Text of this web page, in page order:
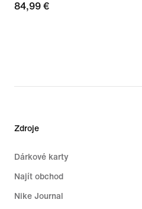
84,99 €
84,99 €
Zdroje
Dárkové karty
Najít obchod
Nike Journal